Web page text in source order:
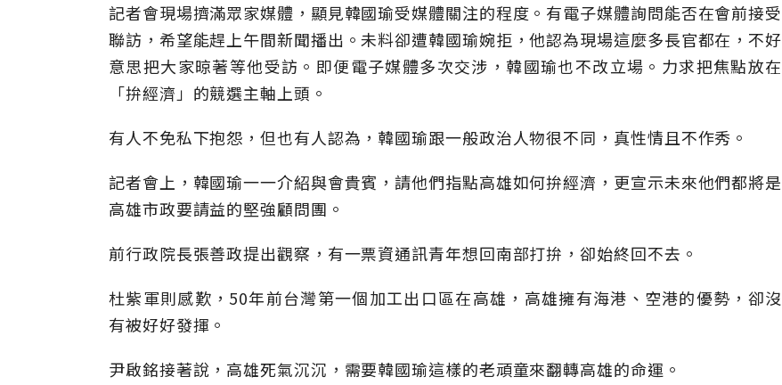
記者會現場擠滿眾家媒體，顯見韓國瑜受媒體關注的程度。有電子媒體詢問能否在會前接受
聯訪，希望能趕上午間新聞播出。未料卻遭韓國瑜婉拒，他認為現場這麼多長官都在，不好
意思把大家晾著等他受訪。即便電子媒體多次交涉，韓國瑜也不改立場。力求把焦點放在
「拚經濟」的競選主軸上頭。
有人不免私下抱怨，但也有人認為，韓國瑜跟一般政治人物很不同，真性情且不作秀。
記者會上，韓國瑜一一介紹與會貴賓，請他們指點高雄如何拚經濟，更宣示未來他們都將是
高雄市政要請益的堅強顧問團。
前行政院長張善政提出觀察，有一票資通訊青年想回南部打拚，卻始終回不去。
杜紫軍則感歎，50年前台灣第一個加工出口區在高雄，高雄擁有海港、空港的優勢，卻沒
有被好好發揮。
尹啟銘接著說，高雄死氣沉沉，需要韓國瑜這樣的老頑童來翻轉高雄的命運。